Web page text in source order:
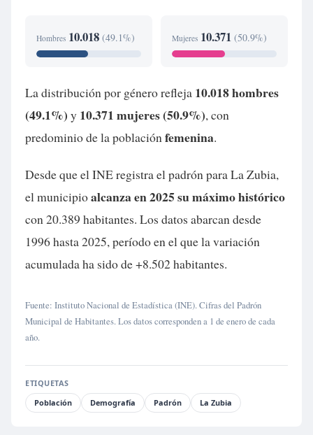
Hombres 10.018 (49.1%) Mujeres 10.371 (50.9%)
La distribución por género refleja 10.018 hombres
(49.1%) y 10.371 mujeres (50.9%), con
predominio de la poblaciónfemenina.
Desde que el INE registra el padrón para La Zubia,
el municipioalcanza en 2025 su máximo histórico
con 20.389 habitantes. Los datos abarcan desde
1996 hasta 2025, período en el que la variación
acumulada ha sido de +8.502 habitantes.
Fuente: Instituto Nacional de Estadística (INE). Cifras del Padrón
Municipal de Habitantes. Los datos corresponden a 1 de enero de cada
año.
ETIQUETAS
Población
Demografía Padrón La Zubia